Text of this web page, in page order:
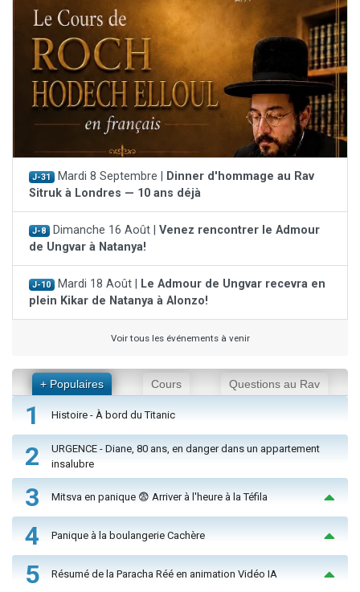
J-31 Mardi 8 Septembre |
Dinner d'hommage au Rav
Sitruk à Londres — 10 ans déjà
J-8 Dimanche 16 Août | Venez rencontrer le Admour
de Ungvar à Natanya!
J-10 Mardi 18 Août |
Le Admour de Ungvar recevra en
plein Kikar de Natanya à Alonzo!
Voir tous les événements à venir
+ Populaires Cours Questions au Rav
1 Histoire - À bord du Titanic
2
URGENCE - Diane, 80 ans, en danger dans un appartement
insalubre
3 Mitsva en panique 😨 Arriver à l'heure à la Téfila
4 Panique à la boulangerie Cachère
5 Résumé de la Paracha Réé en animation Vidéo IA